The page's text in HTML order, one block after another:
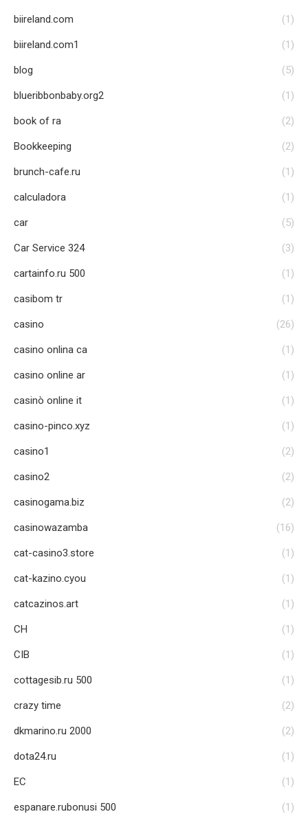
biireland.com (1)
biireland.com1 (1)
blog (5)
blueribbonbaby.org2 (1)
book of ra (2)
Bookkeeping (2)
brunch-cafe.ru (1)
calculadora (1)
car (5)
Car Service 324 (3)
cartainfo.ru 500 (1)
casibom tr (1)
casino (26)
casino onlina ca (1)
casino online ar (1)
casinò online it (1)
casino-pinco.xyz (1)
casino1 (2)
casino2 (2)
casinogama.biz (2)
casinowazamba (16)
cat-casino3.store (1)
cat-kazino.cyou (1)
catcazinos.art (1)
CH (1)
CIB (1)
cottagesib.ru 500 (1)
crazy time (2)
dkmarino.ru 2000 (2)
dota24.ru (1)
EC (1)
espanare.rubonusi 500 (1)